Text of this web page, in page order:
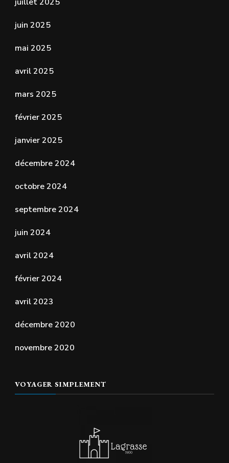
juin 2025
mai 2025
avril 2025
mars 2025
février 2025
janvier 2025
décembre 2024
octobre 2024
septembre 2024
juin 2024
avril 2024
février 2024
avril 2023
décembre 2020
novembre 2020
VOYAGER SIMPLEMENT